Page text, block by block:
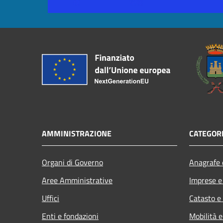
AMMINISTRAZIONE
Organi di Governo
Aree Amministrative
Uffici
Enti e fondazioni
Imprese
Catasto
Mobilità